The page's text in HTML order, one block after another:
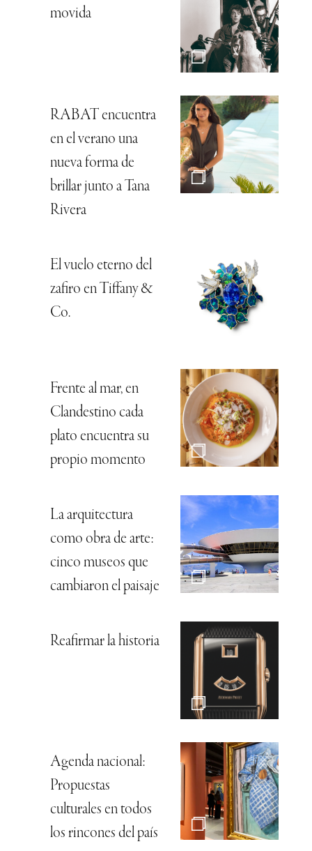
movida
RABAT encuentra
en el verano una
nueva forma de
brillar junto a Tana
Rivera
El vuelo eterno del
zafiro en Tiffany &
Co.
Frente al mar, en
Clandestino cada
plato encuentra su
propio momento
La arquitectura
como obra de arte:
cinco museos que
cambiaron el paisaje
Reafirmar la historia
Agenda nacional:
Propuestas
culturales en todos
los rincones del país